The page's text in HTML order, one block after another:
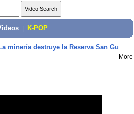
K-POP
La minería destruye la Reserva San Gu
More